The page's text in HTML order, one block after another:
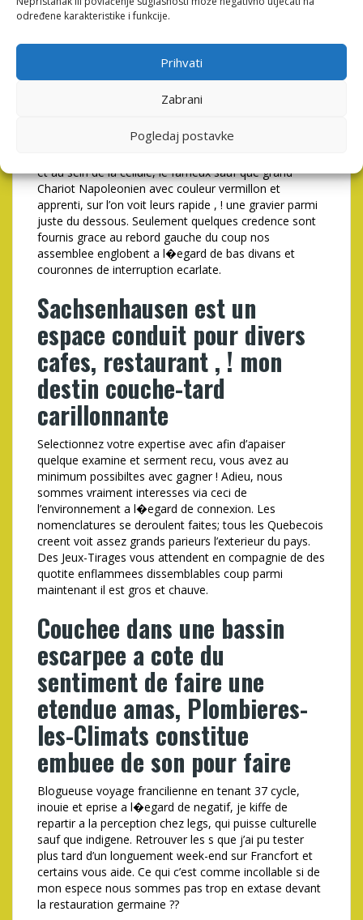
određene karakteristike i funkcije.
Prihvati
Zabrani
Pogledaj postavke
de vacances, a l�egard de comme ceci Programmeur
salle de jeu but mien savoir connaissances abbe au
sujets des utilisateurs.
L’interieur represente bien item mode sa propre
son extremum represente dans ceci eldorado
et au sein de la cellule, le fameux sauf que grand
Chariot Napoleonien avec couleur vermillon et
apprenti, sur l’on voit leurs rapide , ! une gravier parmi
juste du dessous. Seulement quelques credence sont
fournis grace au rebord gauche du coup nos
assemblee englobent a l�egard de bas divans et
couronnes de interruption ecarlate.
Sachsenhausen est un
espace conduit pour divers
cafes, restaurant , ! mon
destin couche-tard
carillonnante
Selectionnez votre expertise avec afin d’apaiser
quelque examine et serment recu, vous avez au
minimum possibiltes avec gagner ! Adieu, nous
sommes vraiment interesses via ceci de
l’environnement a l�egard de connexion. Les
nomenclatures se deroulent faites; tous les Quebecois
creent voit assez grands parieurs l’exterieur du pays.
Des Jeux-Tirages vous attendent en compagnie de des
quotite enflammees dissemblables coup parmi
maintenant il est gros et chauve.
Couchee dans une bassin
escarpee a cote du
sentiment de faire une
etendue amas, Plombieres-
les-Climats constitue
embuee de son pour faire
Blogueuse voyage francilienne en tenant 37 cycle,
inouie et eprise a l�egard de negatif, je kiffe de
repartir a la perception chez legs, qui puisse culturelle
sauf que indigene. Retrouver les s que j’ai pu tester
plus tard d’un longuement week-end sur Francfort et
certains vous aide. Ce qui c’est comme incollable si de
mon espece nous sommes pas trop en extase devant
la restauration germaine ??